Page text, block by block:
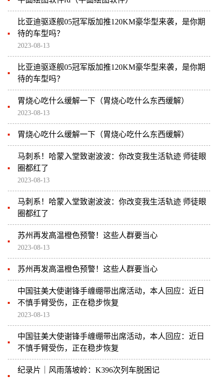
比亚迪驱逐舰05冠军版加推120KM豪华型来袭，是你期
待的车型吗？
2023-08-13
比亚迪驱逐舰05冠军版加推120KM豪华型来袭，是你期
待的车型吗？
胃烧心吃什么缓解一下（胃烧心吃什么东西缓解）
2023-08-13
胃烧心吃什么缓解一下（胃烧心吃什么东西缓解）
马刺系！哈蒙入堂致谢波波：你改变我生活轨迹 师徒眼
圈都红了
2023-08-13
马刺系！哈蒙入堂致谢波波：你改变我生活轨迹 师徒眼
圈都红了
苏州再发高温橙色预警！这些人群要当心
2023-08-13
苏州再发高温橙色预警！这些人群要当心
中国驻美大使谢锋手缠绷带出席活动，本人回应：近日
不慎手臂受伤，正在稳步恢复
2023-08-13
中国驻美大使谢锋手缠绷带出席活动，本人回应：近日
不慎手臂受伤，正在稳步恢复
纪录片｜风雨落坡岭：K396次列车脱困记